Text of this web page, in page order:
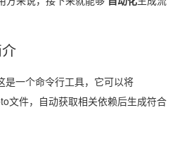
一个命令行工具，它可以将
文件，自动获取相关依赖后生成符合